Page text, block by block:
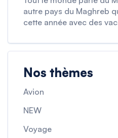
autre pays du Maghreb
cette année avec des
Nos thèmes
Avion
NEW
Voyage